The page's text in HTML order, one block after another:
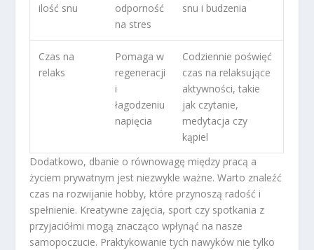
ilość snu
odporność
na stres
snu i budzenia
Czas na
relaks
Pomaga w
regeneracji
i
łagodzeniu
napięcia
Codziennie poświęć
czas na relaksujące
aktywności, takie
jak czytanie,
medytacja czy
kąpiel
Dodatkowo, dbanie o równowagę między pracą a
życiem prywatnym jest niezwykle ważne. Warto znaleźć
czas na rozwijanie hobby, które przynoszą radość i
spełnienie. Kreatywne zajęcia, sport czy spotkania z
przyjaciółmi mogą znacząco wpłynąć na nasze
samopoczucie. Praktykowanie tych nawyków nie tylko